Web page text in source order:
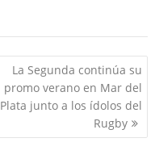
La Segunda continúa su
promo verano en Mar del
Plata junto a los ídolos del
Rugby